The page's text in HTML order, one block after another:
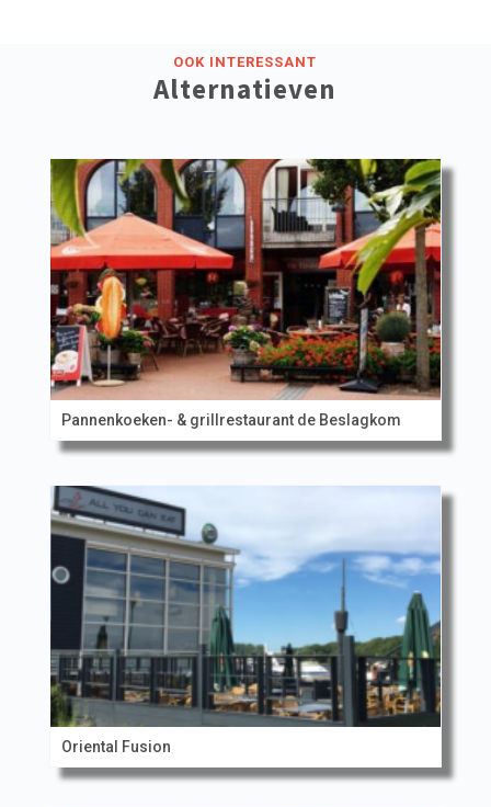
OOK INTERESSANT
Alternatieven
Pannenkoeken- & grillrestaurant de Beslagkom
Oriental Fusion